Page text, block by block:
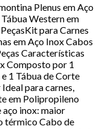
Plenus em Aço
Western em
para Carnes
em Aço Inox Cabos
Características
Composto por 1
1 Tábua de Corte
para carnes,
em Polipropileno
inox: maior
térmico Cabo de